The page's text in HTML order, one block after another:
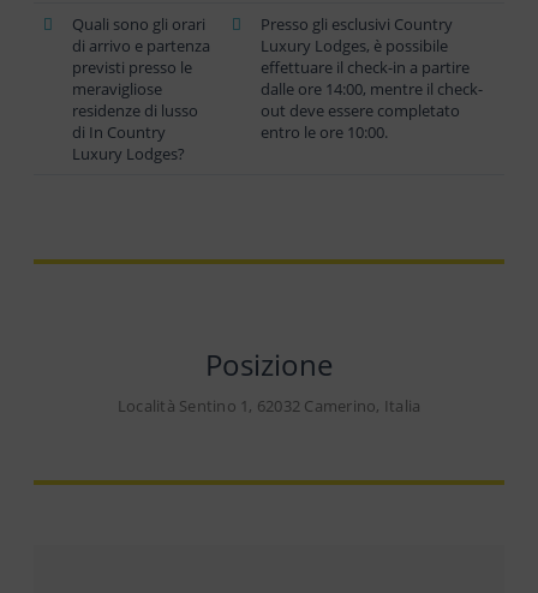
Quali sono gli orari
di arrivo e partenza
previsti presso le
meravigliose
residenze di lusso
di In Country
Luxury Lodges?
Presso gli esclusivi Country
Luxury Lodges, è possibile
effettuare il check-in a partire
dalle ore 14:00, mentre il check-
out deve essere completato
entro le ore 10:00.
Posizione
Località Sentino 1, 62032 Camerino, Italia